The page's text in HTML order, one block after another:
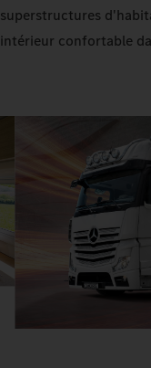
superstructures
intérieur confortable